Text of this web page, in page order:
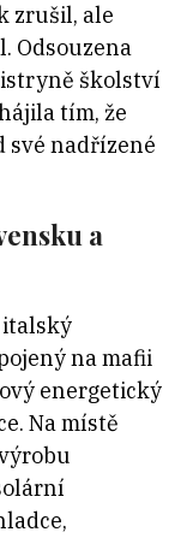
zrušil, ale
Odsouzena
školství
tím, že
své nadřízené
a
italský
na mafii
energetický
Na místě